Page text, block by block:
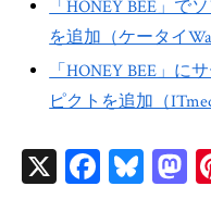
「HONEY BEE」
を追加（ケータイ
「HONEY BEE」に
ピクトを追加（
X Fa Bl